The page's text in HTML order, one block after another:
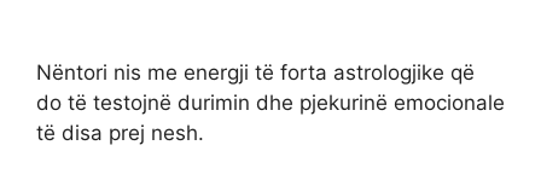
Nëntori nis me energji të forta astrologjike që
do të testojnë durimin dhe pjekurinë emocionale
të disa prej nesh.